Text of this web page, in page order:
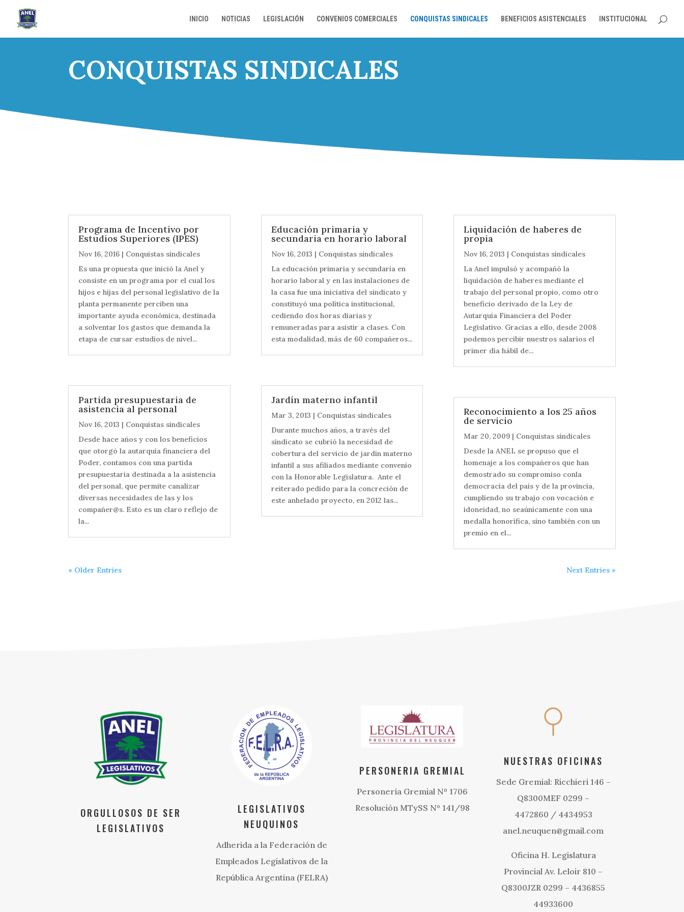
INICIO NOTICIAS LEGISLACIÓN CONVENIOS COMERCIALES CONQUISTAS SINDICALES BENEFICIOS ASISTENCIALES INSTITUCIONAL
CONQUISTAS SINDICALES
Programa de Incentivo por
Estudios Superiores (IPES)
Nov 16, 2016 | Conquistas sindicales
Es una propuesta que inició la Anel y
consiste en un programa por el cual los
hijos e hijas del personal legislativo de la
planta permanente perciben una
importante ayuda económica, destinada
a solventar los gastos que demanda la
etapa de cursar estudios de nivel...
Partida presupuestaria de
asistencia al personal
Nov 16, 2013 | Conquistas sindicales
Desde hace años y con los beneficios
que otorgó la autarquía financiera del
Poder, contamos con una partida
presupuestaria destinada a la asistencia
del personal, que permite canalizar
diversas necesidades de las y los
compañer@s. Esto es un claro reflejo de
la...
Educación primaria y
secundaria en horario laboral
Nov 16, 2013 | Conquistas sindicales
La educación primaria y secundaria en
horario laboral y en las instalaciones de
la casa fue una iniciativa del sindicato y
constituyó una política institucional,
cediendo dos horas diarias y
remuneradas para asistir a clases. Con
esta modalidad, más de 60 compañeros...
Jardín materno infantil
Mar 3, 2013 | Conquistas sindicales
Durante muchos años, a través del
sindicato se cubrió la necesidad de
cobertura del servicio de jardín materno
infantil a sus afiliados mediante convenio
con la Honorable Legislatura. Ante el
reiterado pedido para la concreción de
este anhelado proyecto, en 2012 las...
Liquidación de haberes de
propia
Nov 16, 2013 | Conquistas sindicales
La Anel impulsó y acompañó la
liquidación de haberes mediante el
trabajo del personal propio, como otro
beneficio derivado de la Ley de
Autarquía Financiera del Poder
Legislativo. Gracias a ello, desde 2008
podemos percibir nuestros salarios el
primer día hábil de...
Reconocimiento a los 25 años
de servicio
Mar 20, 2009| Conquistas sindicales
Desde la ANEL se propuso que el
homenaje a los compañeros que han
demostrado su compromiso conla
democracia del país y de la provincia,
cumpliendo su trabajo con vocación e
idoneidad, no seaúnicamente con una
medalla honorífica, sino también con un
premio en el...
« Older Entries Next Entries »
ORGULLOSOS DE SER
LEGISLATIVOS
LEGISLATIVOS
NEUQUINOS
Adherida a la Federación de
Empleados Legislativos de la
República Argentina (FELRA)
PERSONERIA GREMIAL
Personería Gremial Nº 1706
Resolución MTySS Nº 141/98
NUESTRAS OFICINAS
Sede Gremial: Ricchieri 146 –
Q8300MEF 0299 –
4472860 / 4434953
anel.neuquen@gmail.com
Oficina H. Legislatura
Provincial Av. Leloir 810 –
Q8300JZR 0299 – 4436855
44933600